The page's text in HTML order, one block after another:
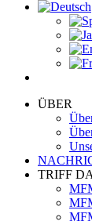
ÜBER
TRIFF